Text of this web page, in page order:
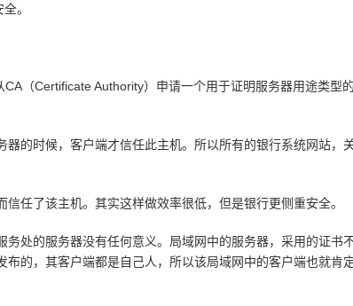
。
（Certificate Authority）申请一个用于证明服务器用途类型
的时候，客户端才信任此主机。所以所有的银行系统网站，
任了该主机。其实这样做效率很低，但是银行更侧重安全。
处的服务器没有任何意义。局域网中的服务器，采用的证书
布的，其客户端都是自己人，所以该局域网中的客户端也就肯